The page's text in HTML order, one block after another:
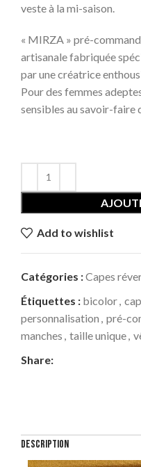
veste à la mi-saison.
« MIRZA » pré-
artisanale fabriquée
par une créatrice
Pour des femmes
sensibles au savoir-faire
Add to wishlist
Catégories :Capes
Étiquettes : bicolor
personnalisation pré-
manches taille unique
Share:
DESCRIPTION